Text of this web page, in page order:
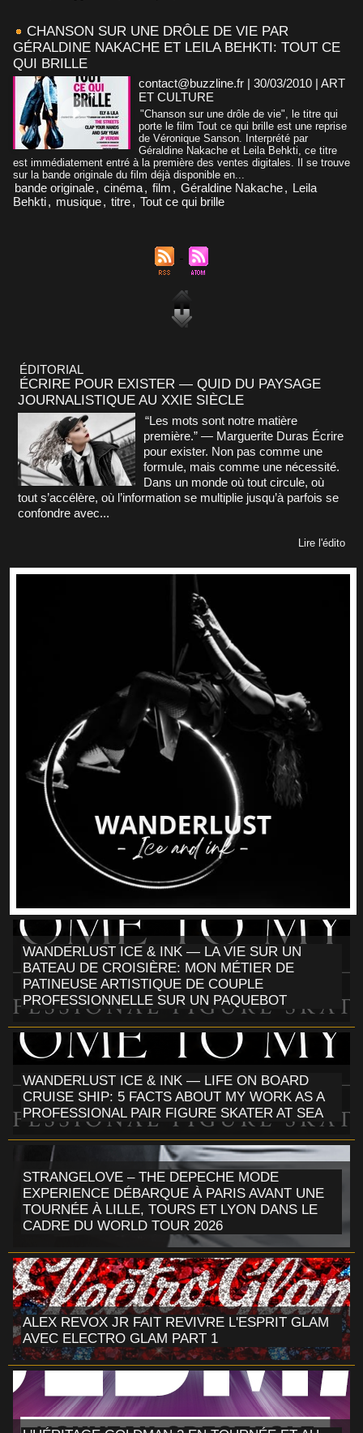
CHANSON SUR UNE DRÔLE DE VIE PAR
GÉRALDINE NAKACHE ET LEILA BEHKTI: TOUT CE
QUI BRILLE
contact@buzzline.fr | 30/03/2010 | ART
ET CULTURE
"Chanson sur une drôle de vie", le titre qui
porte le film Tout ce qui brille est une reprise
de Véronique Sanson. Interprété par
Géraldine Nakache et Leila Behkti, ce titre
est immédiatement entré à la première des ventes digitales. Il se trouve
sur la bande originale du film déjà disponible en...
bande originale, cinéma, film , Géraldine Nakache, Leila
Behkti, musique, titre, Tout ce qui brille
ÉDITORIAL
ÉCRIRE POUR EXISTER — QUID DU PAYSAGE
JOURNALISTIQUE AU XXIE SIÈCLE
“Les mots sont notre matière
première.” — Marguerite Duras Écrire
pour exister. Non pas comme une
formule, mais comme une nécessité.
Dans un monde où tout circule, où
tout s’accélère, où l’information se multiplie jusqu’à parfois se
confondre avec...
Lire l'édito
WANDERLUST ICE & INK — LA VIE SUR UN
BATEAU DE CROISIÈRE: MON MÉTIER DE
PATINEUSE ARTISTIQUE DE COUPLE
PROFESSIONNELLE SUR UN PAQUEBOT
WANDERLUST ICE & INK — LIFE ON BOARD
CRUISE SHIP: 5 FACTS ABOUT MY WORK AS A
PROFESSIONAL PAIR FIGURE SKATER AT SEA
STRANGELOVE – THE DEPECHE MODE
EXPERIENCE DÉBARQUE À PARIS AVANT UNE
TOURNÉE À LILLE, TOURS ET LYON DANS LE
CADRE DU WORLD TOUR 2026
ALEX REVOX JR FAIT REVIVRE L'ESPRIT GLAM
AVEC ELECTRO GLAM PART 1